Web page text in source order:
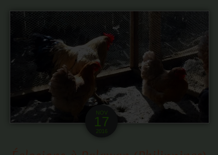
NOV
17
2016